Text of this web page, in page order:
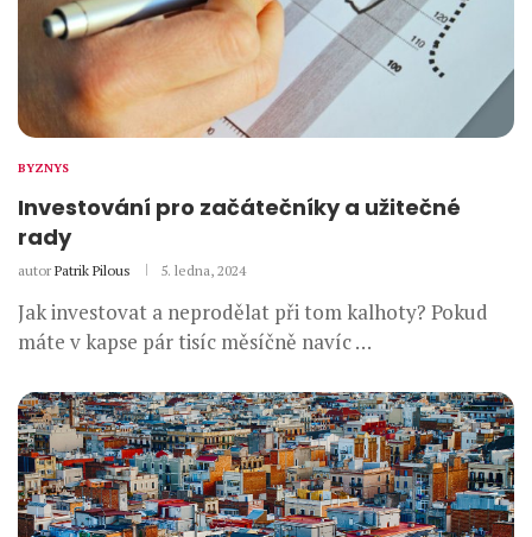
BYZNYS
Investování pro začátečníky a užitečné
rady
autor Patrik Pilous 5. ledna, 2024
Jak investovat a neprodělat při tom kalhoty? Pokud
máte v kapse pár tisíc měsíčně navíc …